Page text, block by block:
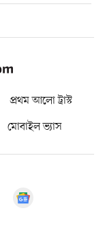
প্রথম আলো ট্রাস্ট
মোবাইল ভ্যাস